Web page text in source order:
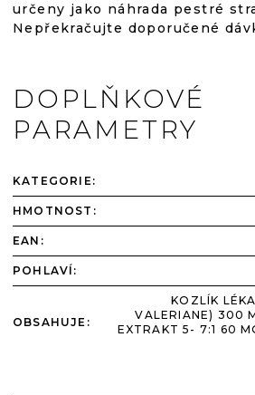
určeny jako náhrada pestré
Nepřekračujte doporučené
DOPLŇKOVÉ
PARAMETRY
KATEGORIE:
HMOTNOST :
EAN :
POHLAVÍ :
OBSAHUJE :
KOZLÍK
VALERIANE) 300
EXTRAKT 5- 7:1 60